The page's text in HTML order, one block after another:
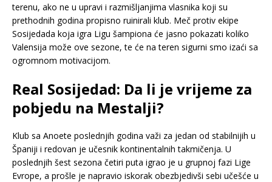
terenu, ako ne u upravi i razmišljanjima vlasnika koji su
prethodnih godina propisno ruinirali klub. Meč protiv ekipe
Sosijedada koja igra Ligu šampiona će jasno pokazati koliko
Valensija može ove sezone, te će na teren sigurni smo izaći sa
ogromnom motivacijom.
Real Sosijedad: Da li je vrijeme za
pobjedu na Mestalji?
Klub sa Anoete poslednjih godina važi za jedan od stabilnijih u
Španiji i redovan je učesnik kontinentalnih takmičenja. U
poslednjih šest sezona četiri puta igrao je u grupnoj fazi Lige
Evrope, a prošle je napravio iskorak obezbjedivši sebi učešće u